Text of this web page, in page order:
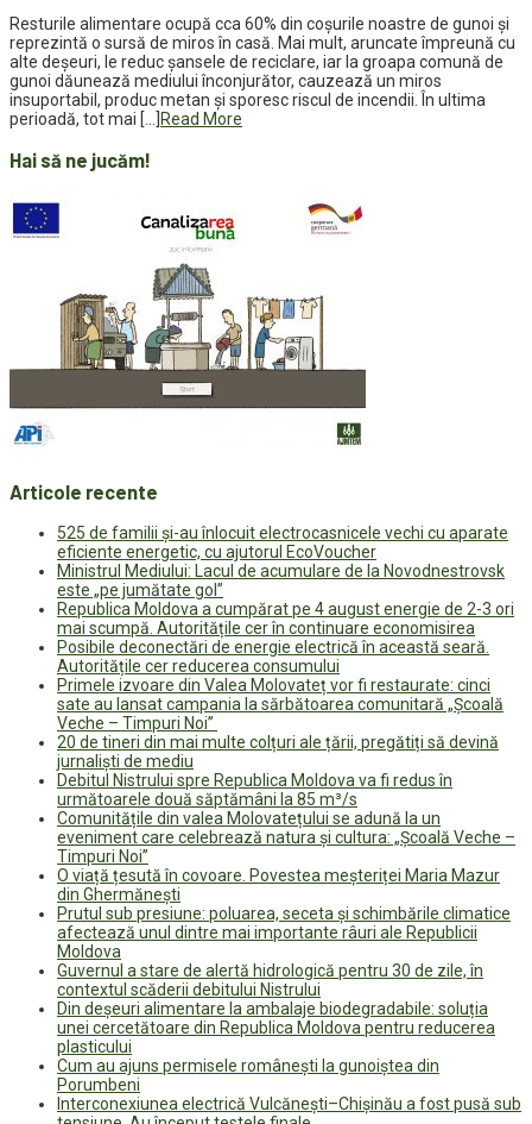
Resturile alimentare ocupă cca 60% din coșurile noastre de gunoi și
reprezintă o sursă de miros în casă. Mai mult, aruncate împreună cu
alte deșeuri, le reduc șansele de reciclare, iar la groapa comună de
gunoi dăunează mediului înconjurător, cauzează un miros
insuportabil, produc metan și sporesc riscul de incendii. În ultima
perioadă, tot mai […] Read More
Hai să ne jucăm!
Articole recente
525 de familii și-au înlocuit electrocasnicele vechi cu aparate
eficiente energetic, cu ajutorul EcoVoucher
Ministrul Mediului: Lacul de acumulare de la Novodnestrovsk
este „pe jumătate gol”
Republica Moldova a cumpărat pe 4 august energie de 2-3 ori
mai scumpă. Autoritățile cer în continuare economisirea
Posibile deconectări de energie electrică în această seară.
Autoritățile cer reducerea consumului
Primele izvoare din Valea Molovateț vor fi restaurate: cinci
sate au lansat campania la sărbătoarea comunitară „Școală
Veche – Timpuri Noi”
20 de tineri din mai multe colțuri ale țării, pregătiți să devină
jurnaliști de mediu
Debitul Nistrului spre Republica Moldova va fi redus în
următoarele două săptămâni la 85 m³/s
Comunitățile din valea Molovatețului se adună la un
eveniment care celebrează natura și cultura: „Școală Veche –
Timpuri Noi”
O viață țesută în covoare. Povestea meșteriței Maria Mazur
din Ghermănești
Prutul sub presiune: poluarea, seceta și schimbările climatice
afectează unul dintre mai importante râuri ale Republicii
Moldova
Guvernul a stare de alertă hidrologică pentru 30 de zile, în
contextul scăderii debitului Nistrului
Din deșeuri alimentare la ambalaje biodegradabile: soluția
unei cercetătoare din Republica Moldova pentru reducerea
plasticului
Cum au ajuns permisele românești la gunoiștea din
Porumbeni
Interconexiunea electrică Vulcănești–Chișinău a fost pusă sub